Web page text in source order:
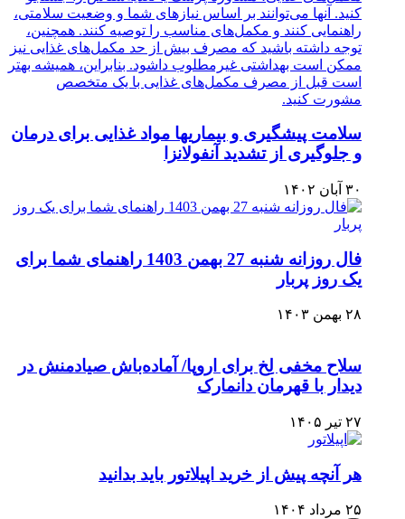
سلامت پیشگیری و بیماریها مواد غذایی برای درمان
و جلوگیری از تشدید آنفولانزا
۳۰ آبان ۱۴۰۲
فال روزانه شنبه 27 بهمن 1403 راهنمای شما برای
یک روز پربار
۲۸ بهمن ۱۴۰۳
سلاح مخفی لِخ برای اروپا/ آماده‌باش صیادمنش در
دیدار با قهرمان دانمارک
۲۷ تیر ۱۴۰۵
هر آنچه پیش از خرید اپیلاتور باید بدانید
۲۵ مرداد ۱۴۰۴